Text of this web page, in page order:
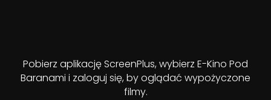
Pobierz aplikację ScreenPlus, wybierz E-Kino Pod
Baranami i zaloguj się, by oglądać wypożyczone
filmy.